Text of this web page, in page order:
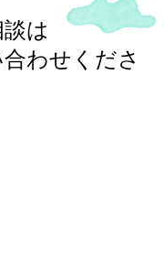
は
わせくださ